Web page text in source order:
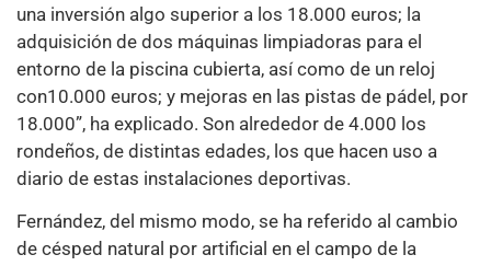
una inversión algo superior a los 18.000 euros; la
adquisición de dos máquinas limpiadoras para el
entorno de la piscina cubierta, así como de un reloj
con10.000 euros; y mejoras en las pistas de pádel, por
18.000”, ha explicado. Son alrededor de 4.000 los
rondeños, de distintas edades, los que hacen uso a
diario de estas instalaciones deportivas.
Fernández, del mismo modo, se ha referido al cambio
de césped natural por artificial en el campo de la